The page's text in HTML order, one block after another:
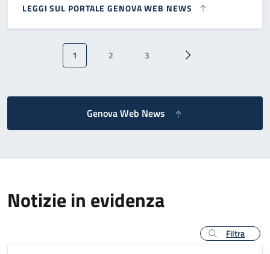
LEGGI SUL PORTALE GENOVA WEB NEWS
Paginazione
Pagina attuale
1 Pagina
2 Pagina
3 Pagina successiva
Genova Web News
Notizie in evidenza
Filtra